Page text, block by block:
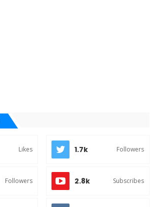
Likes 1.7k Followers
Followers 2.8k Subscribes